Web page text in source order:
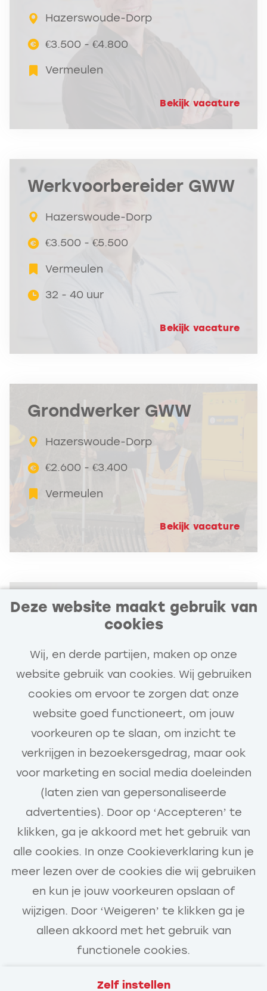
Deze website maakt gebruik van
cookies
Wij, en derde partijen, maken op onze
website gebruik van cookies. Wij gebruiken
cookies om ervoor te zorgen dat onze
website goed functioneert, om jouw
voorkeuren op te slaan, om inzicht te
verkrijgen in bezoekersgedrag, maar ook
voor marketing en social media doeleinden
(laten zien van gepersonaliseerde
advertenties). Door op ‘Accepteren’ te
klikken, ga je akkoord met het gebruik van
alle cookies. In onze Cookieverklaring kun je
meer lezen over de cookies die wij gebruiken
en kun je jouw voorkeuren opslaan of
wijzigen. Door ‘Weigeren’ te klikken ga je
alleen akkoord met het gebruik van
functionele cookies.
Zelf instellen
Hazerswoude-Dorp
€3.500 - €4.800
Vermeulen
Bekijk vacature
Werkvoorbereider GWW
Hazerswoude-Dorp
€3.500 - €5.500
Vermeulen
32 - 40 uur
Bekijk vacature
Grondwerker GWW
Hazerswoude-Dorp
€2.600 - €3.400
Vermeulen
Bekijk vacature
Voorman Groen
€3.500 - €4.000
Vermeulen